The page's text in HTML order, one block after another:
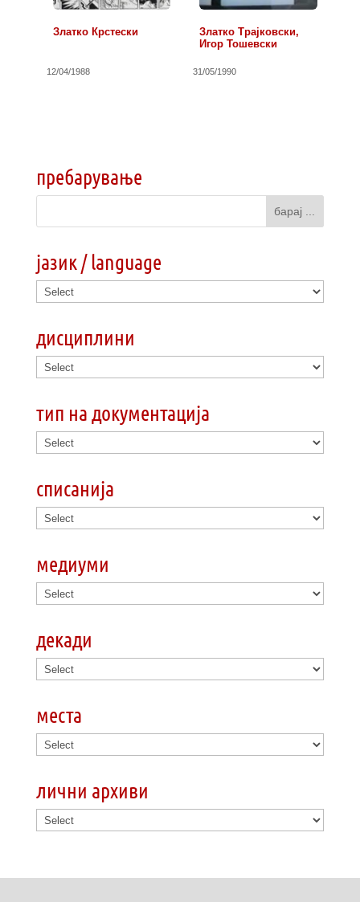
Златко Крстески
12/04/1988
Златко Трајковски,
Игор Тошевски
31/05/1990
пребарување
јазик / language
дисциплини
тип на документација
списанија
медиуми
декади
места
лични архиви